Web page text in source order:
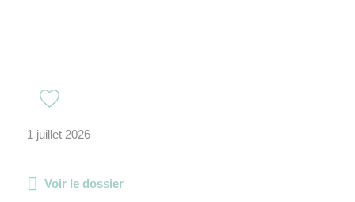
1 juillet 2026
Voir le dossier